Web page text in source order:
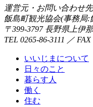
運営元・お問い合わせ先
飯島町観光協会(事務局
〒399-3797 長野県上伊
TEL 0265-86-3111 ／ FAX
いいじまについて
日々のこと
暮らす人
働く
住む